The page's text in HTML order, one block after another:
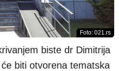
Foto: 021.rs
biste dr Dimitrija
biti otvorena tematska